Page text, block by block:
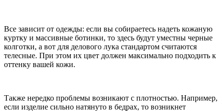
Все зависит от одежды: если вы собираетесь надеть кожаную
куртку и массивные ботинки, то здесь будут уместны черные
колготки, а вот для делового лука стандартом считаются
телесные. При этом их цвет должен максимально подходить к
оттенку вашей кожи.
Также нередко проблемы возникают с плотностью. Например,
если изделие сильно натянуто в бедрах, то возникнет